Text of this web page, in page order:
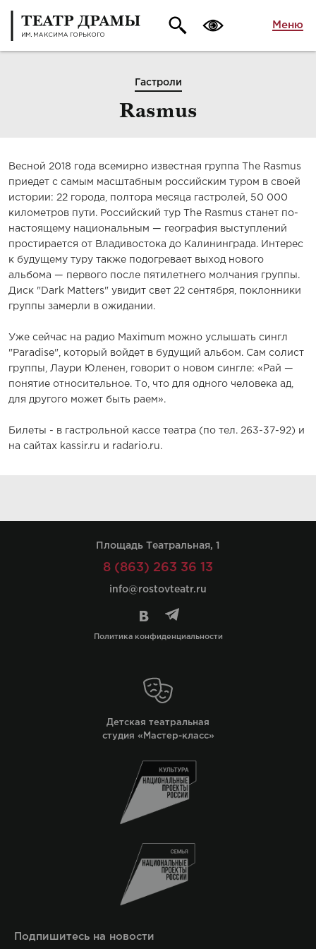
Меню
Гастроли
Rasmus
Весной 2018 года всемирно известная группа The Rasmus
приедет с самым масштабным российским туром в своей
истории: 22 города, полтора месяца гастролей, 50 000
километров пути. Российский тур The Rasmus станет по-
настоящему национальным — география выступлений
простирается от Владивостока до Калининграда. Интерес
к будущему туру также подогревает выход нового
альбома — первого после пятилетнего молчания группы.
Диск "Dark Matters" увидит свет 22 сентября, поклонники
группы замерли в ожидании.
Уже сейчас на радио Maximum можно услышать сингл
"Paradise", который войдет в будущий альбом. Сам солист
группы, Лаури Юленен, говорит о новом сингле: «Рай —
понятие относительное. То, что для одного человека ад,
для другого может быть раем».
Билеты - в гастрольной кассе театра (по тел. 263-37-92) и
на сайтах kassir.ru и radario.ru.
Площадь Театральная, 1
8 (863) 263 36 13
info@rostovteatr.ru
Политика конфиденциальности
Детская театральная
студия «Мастер-класс»
Подпишитесь на новости